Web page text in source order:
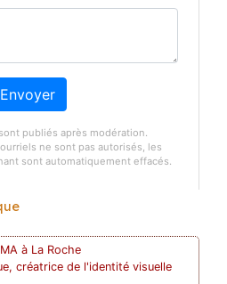
Envoyer
publiés après modération.
ne sont pas autorisés, les
sont automatiquement effacés.
à La Roche
créatrice de l'identité visuelle